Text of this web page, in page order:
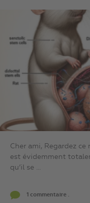
Cher ami, Regardez
est évidemment
qu’il se ...
1 commentaire .